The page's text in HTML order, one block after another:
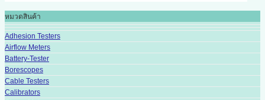
หมวดสินค้า
Adhesion Testers
Airflow Meters
Battery-Tester
Borescopes
Cable Testers
Calibrators